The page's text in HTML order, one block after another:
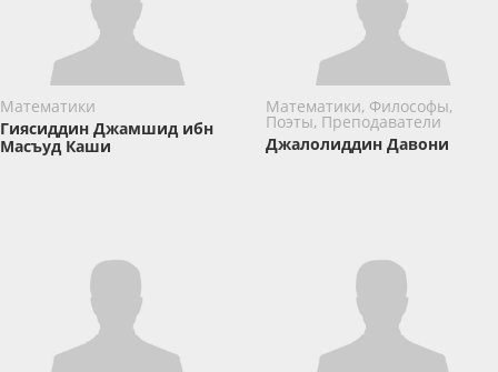
Математики
Гиясиддин Джамшид ибн
Масъуд Каши
Математики, Философы,
Поэты, Преподаватели
Джалолиддин Давони